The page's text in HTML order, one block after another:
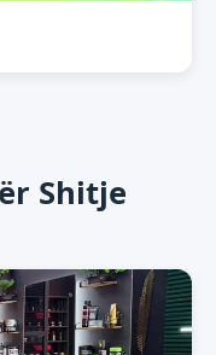
Shitje